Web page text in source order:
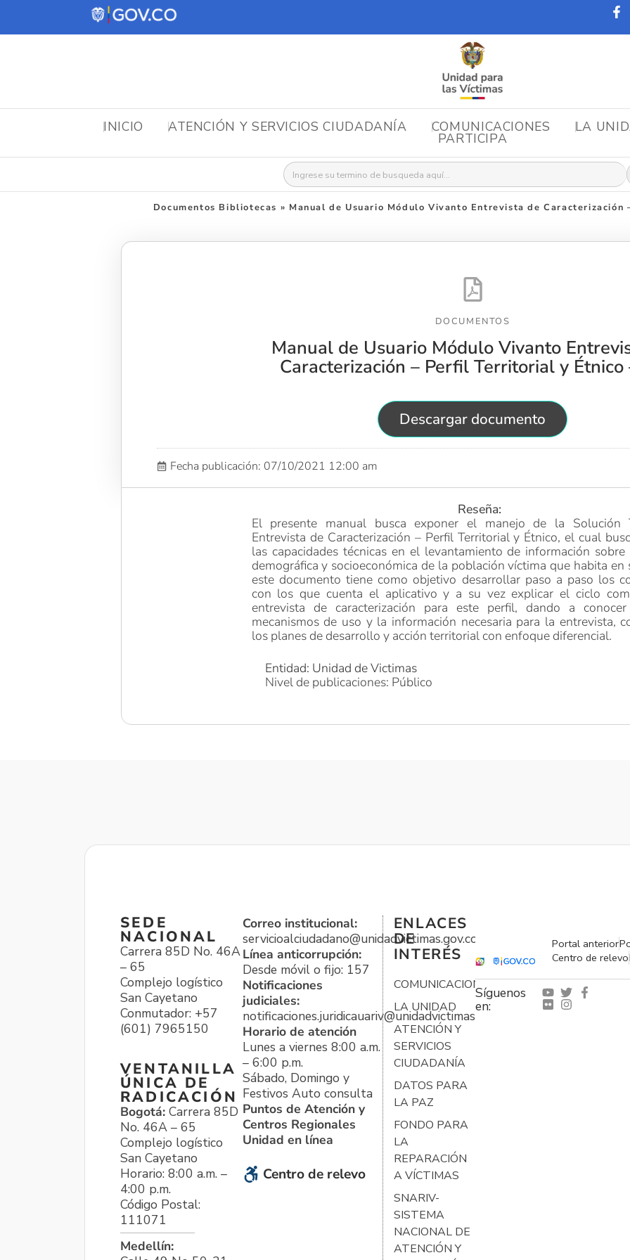
INICIO ATENCIÓN Y SERVICIOS CIUDADANÍA COMUNICACIONES LA
PARTICIPA
Buscar:
Documentos Bibliotecas » Manual de Usuario Módulo Vivanto Entrevista de
DOCUMENTOS
Manual de Usuario Módulo Vivanto
Caracterización – Perfil Territorial y Étnico
Descargar documento
Fecha publicación: 07/10/2021 12:00 am
Reseña:
El presente manual busca exponer el manejo de la Solución
Entrevista de Caracterización – Perfil Territorial y Étnico, el cual
las capacidades técnicas en el levantamiento de información
demográfica y socioeconómica de la población víctima que habita en
este documento tiene como objetivo desarrollar paso a paso los
con los que cuenta el aplicativo y a su vez explicar el ciclo
entrevista de caracterización para este perfil, dando a conocer
mecanismos de uso y la información necesaria para la entrevista,
los planes de desarrollo y acción territorial con enfoque diferencial.
Entidad: Unidad de Victimas
Nivel de publicaciones: Público
SEDE
NACIONAL
Carrera 85D No. 46A
– 65
Complejo logístico
San Cayetano
Conmutador: +57
(601) 7965150
VENTANILLA
ÚNICA DE
RADICACIÓN
Bogotá: Carrera 85D
No. 46A – 65
Complejo logístico
San Cayetano
Horario: 8:00 a.m. –
4:00 p.m.
Código Postal:
111071
Medellín:
Correo institucional:
servicioalciudadano@unidadvictimas.gov.co
Línea anticorrupción:
Desde móvil o fijo: 157
Notificaciones
judiciales:
notificaciones.juridicauariv@unidadvictimas.gov.co
Horario de atención
Lunes a viernes 8:00 a.m.
– 6:00 p.m.
Sábado, Domingo y
Festivos Auto consulta
Puntos de Atención y
Centros Regionales
Unidad en línea
Centro de relevo
ENLACES
DE
INTERÉS
COMUNICACIONES
LA UNIDAD
ATENCIÓN Y
SERVICIOS
CIUDADANÍA
DATOS PARA
LA PAZ
FONDO PARA
LA
REPARACIÓN
A VÍCTIMAS
SNARIV-
SISTEMA
NACIONAL DE
ATENCIÓN Y
Portal anterior
Centro de relevo
Síguenos
en: